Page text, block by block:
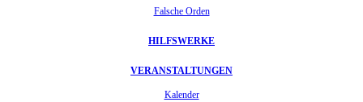
Falsche Orden
HILFSWERKE
VERANSTALTUNGEN
Kalender